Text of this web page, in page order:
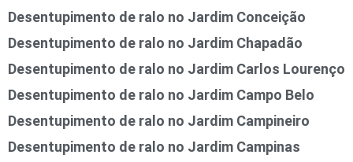
Desentupimento de ralo no Jardim Conceição
Desentupimento de ralo no Jardim Chapadão
Desentupimento de ralo no Jardim Carlos Lourenço
Desentupimento de ralo no Jardim Campo Belo
Desentupimento de ralo no Jardim Campineiro
Desentupimento de ralo no Jardim Campinas